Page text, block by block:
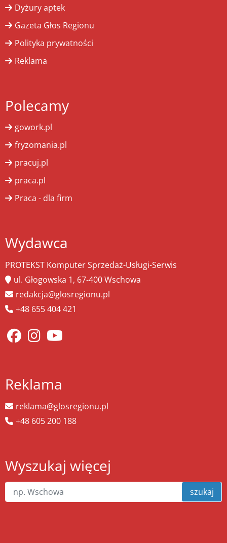
Dyżury aptek
Gazeta Głos Regionu
Polityka prywatności
Reklama
Polecamy
gowork.pl
fryzomania.pl
pracuj.pl
praca.pl
Praca - dla firm
Wydawca
PROTEKST Komputer Sprzedaż-Usługi-Serwis
ul. Głogowska 1, 67-400 Wschowa
redakcja@glosregionu.pl
+48 655 404 421
Reklama
reklama@glosregionu.pl
+48 605 200 188
Wyszukaj więcej
szukaj